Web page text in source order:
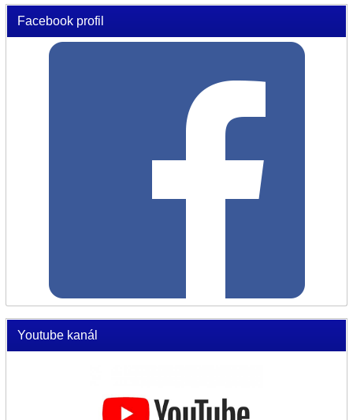
Facebook profil
Youtube kanál